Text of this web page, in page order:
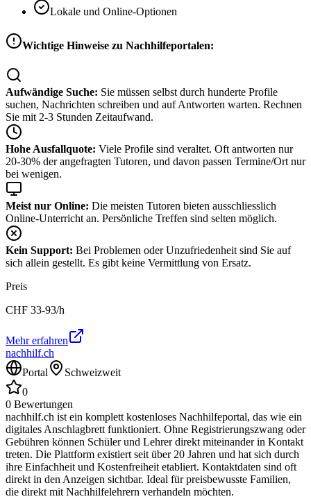
Lokale und Online-Optionen
Wichtige Hinweise zu Nachhilfeportalen:
Aufwändige Suche: Sie müssen selbst durch hunderte Profile
suchen, Nachrichten schreiben und auf Antworten warten. Rechnen
Sie mit 2-3 Stunden Zeitaufwand.
Hohe Ausfallquote: Viele Profile sind veraltet. Oft antworten nur
20-30% der angefragten Tutoren, und davon passen Termine/Ort nur
bei wenigen.
Meist nur Online: Die meisten Tutoren bieten ausschliesslich
Online-Unterricht an. Persönliche Treffen sind selten möglich.
Kein Support: Bei Problemen oder Unzufriedenheit sind Sie auf
sich allein gestellt. Es gibt keine Vermittlung von Ersatz.
Preis
CHF 33-93/h
Mehr erfahren
nachhilf.ch
Portal
Schweizweit
0
0 Bewertungen
nachhilf.ch ist ein komplett kostenloses Nachhilfeportal, das wie ein
digitales Anschlagbrett funktioniert. Ohne Registrierungszwang oder
Gebühren können Schüler und Lehrer direkt miteinander in Kontakt
treten. Die Plattform existiert seit über 20 Jahren und hat sich durch
ihre Einfachheit und Kostenfreiheit etabliert. Kontaktdaten sind oft
direkt in den Anzeigen sichtbar. Ideal für preisbewusste Familien,
die direkt mit Nachhilfelehrern verhandeln möchten.